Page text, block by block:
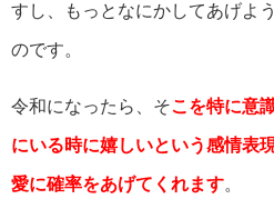
すし、もっとなにかしてあげよ
のです。
令和になったら、そこを特に意
にいる時に嬉しいという感情表
愛に確率をあげてくれます